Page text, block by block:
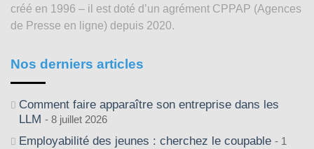
créé en 1996 – il est doté d’un agrément CPPAP (Agences
de Presse en ligne) depuis 2020.
Nos derniers articles
Comment faire apparaître son entreprise dans les
LLM
8 juillet 2026
Employabilité des jeunes : cherchez le coupable
1